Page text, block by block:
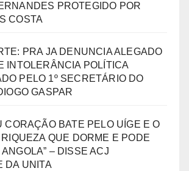
PROTEGIDO POR
COSTA
PRA JA DENUNCIA ALEGADO
INTOLERÂNCIA POLÍTICA
PELO 1º SECRETÁRIO DO
GASPAR
CORAÇÃO BATE PELO UÍGE E O
QUE DORME E PODE
– DISSE ACJ
DA UNITA